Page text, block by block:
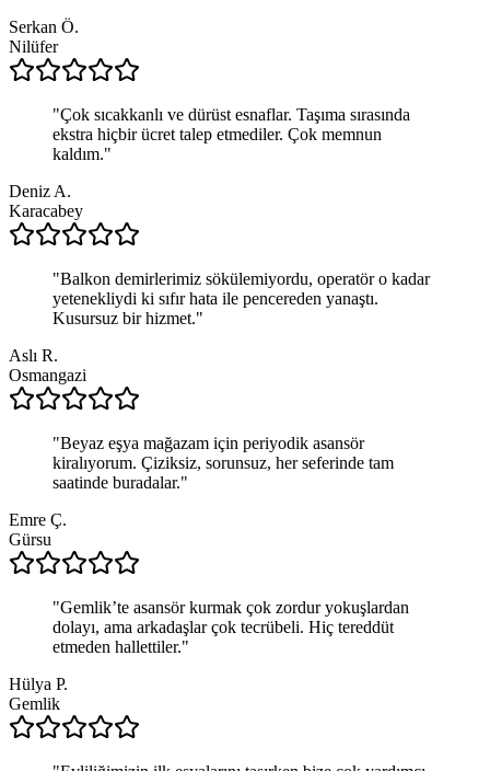
Serkan Ö.
Nilüfer
"Çok sıcakkanlı ve dürüst esnaflar. Taşıma sırasında
ekstra hiçbir ücret talep etmediler. Çok memnun
kaldım."
Deniz A.
Karacabey
"Balkon demirlerimiz sökülemiyordu, operatör o kadar
yetenekliydi ki sıfır hata ile pencereden yanaştı.
Kusursuz bir hizmet."
Aslı R.
Osmangazi
"Beyaz eşya mağazam için periyodik asansör
kiralıyorum. Çiziksiz, sorunsuz, her seferinde tam
saatinde buradalar."
Emre Ç.
Gürsu
"Gemlik’te asansör kurmak çok zordur yokuşlardan
dolayı, ama arkadaşlar çok tecrübeli. Hiç tereddüt
etmeden hallettiler."
Hülya P.
Gemlik